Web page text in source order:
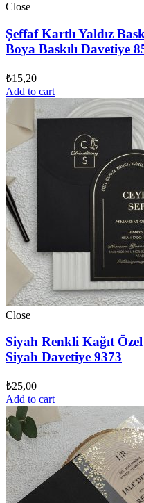
Close
Şeffaf Kartlı Yaldız
Boya Baskılı Davetiye
₺15,20
Add to cart
Close
Siyah Renkli Kağıt
Siyah Davetiye 9373
₺25,00
Add to cart